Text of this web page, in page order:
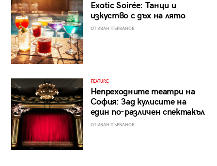
Exotic Soirée: Танци и
изкуство с дъх на лято
ОТ ИВАН ПЪРВАНОВ
FEATURE
Непреходните театри на
София: Зад кулисите на
един по-различен спектакъл
ОТ ИВАН ПЪРВАНОВ